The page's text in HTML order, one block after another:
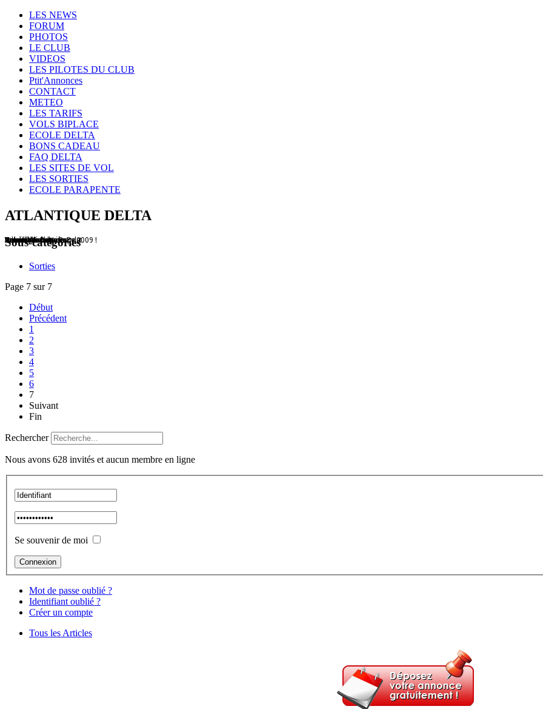
LES NEWS
FORUM
PHOTOS
LE CLUB
VIDEOS
LES PILOTES DU CLUB
Ptit'Annonces
CONTACT
METEO
LES TARIFS
VOLS BIPLACE
ECOLE DELTA
BONS CADEAU
FAQ DELTA
LES SITES DE VOL
LES SORTIES
ECOLE PARAPENTE
ATLANTIQUE DELTA
Treuil à Cabanac
Un club de copains
Lanzarote
Patrick et son Litesport
Vols sur les dunes
Hourtin
Vol sur les dunes
Compétitions
Atlantique Delta Race 2009 !
Vol en Montagne...
Vol sur la dune du Pyla
Sous-catégories
Sorties
Page 7 sur 7
Début
Précédent
1
2
3
4
5
6
7
Suivant
Fin
Rechercher
Nous avons 628 invités et aucun membre en ligne
Se souvenir de moi
Mot de passe oublié ?
Identifiant oublié ?
Créer un compte
Tous les Articles
Month
Month